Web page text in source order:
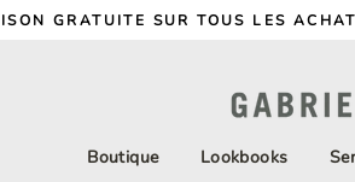
GRATUITE SUR TOUS LES
Boutique
Lookbooks